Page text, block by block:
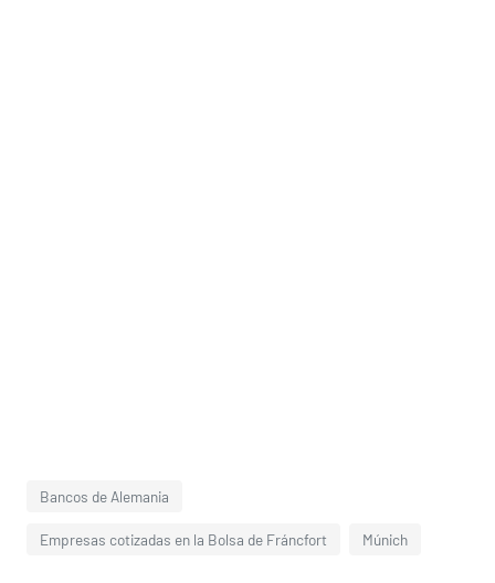
Bancos de Alemania
Empresas cotizadas en la Bolsa de Fráncfort Múnich